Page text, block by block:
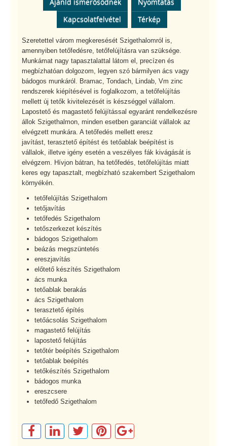
Ajánld ismerősödnek
Nyomtatás
Kapcsolatfelvétel
Térkép
Szeretettel várom megkeresését Szigethalomról is,
amennyiben tetőfedésre, tetőfelújításra van szüksége.
Munkámat nagy tapasztalattal látom el, precízen és
megbízhatóan dolgozom, legyen szó bármilyen ács vagy
bádogos munkáról. Bramac, Tondach, Lindab, Vm zinc
rendszerek kiépítésével is foglalkozom, a tetőfelújítás
mellett új tetők kivitelezését is készséggel vállalom.
Lapostető és magastető felújítással egyaránt rendelkezésre
állok Szigethalmon, minden esetben garanciát vállalok az
elvégzett munkára. A tetőfedés mellett eresz
javítást, terasztető építést és tetőablak beépítést is
vállalok, illetve igény esetén a veszélyes fák kivágását is
elvégzem. Hívjon bátran, ha tetőfedés, tetőfelújítás miatt
keres egy tapasztalt, megbízható szakembert Szigethalom
környékén.
tetőfelújítás Szigethalom
tetőjavítás
tetőfedés Szigethalom
tetőszerkezet készítés
bádogos Szigethalom
beázás megszüntetés
ereszjavítás
előtető készítés Szigethalom
ács munka
tetőablak berakás
ács Szigethalom
terasztető építés
tetőácsolás Szigethalom
magastető felújítás
lapostető felújítás
tetőtér beépítés Szigethalom
tetőablak beépítés
tetőkészítés Szigethalom
bádogos munka
ereszcsere
tetőfedő Szigethalom